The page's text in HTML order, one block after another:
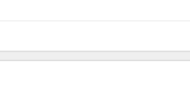
ничего не заподозрил?
и русском языках.